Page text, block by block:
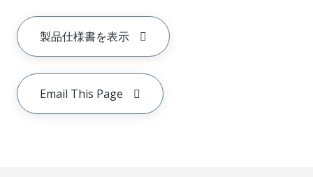
製品仕様書を表示
Email This Page